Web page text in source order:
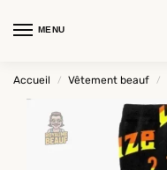
MENU
Accueil / Vêtement beauf /